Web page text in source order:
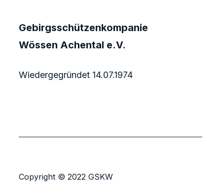
Gebirgsschützenkompanie
Wössen Achental e.V.
Wiedergegründet 14.07.1974
Copyright © 2022 GSKW